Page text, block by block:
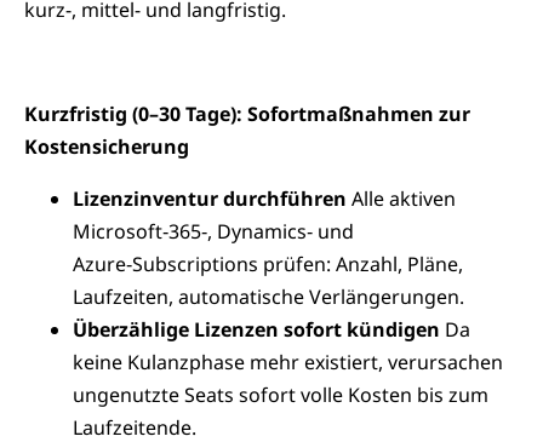
kurz-, mittel- und langfristig.
Kurzfristig (0–30 Tage): Sofortmaßnahmen zur
Kostensicherung
Lizenzinventur durchführen Alle aktiven
Microsoft‑365‑, Dynamics‑ und
Azure‑Subscriptions prüfen: Anzahl, Pläne,
Laufzeiten, automatische Verlängerungen.
Überzählige Lizenzen sofort kündigen Da
keine Kulanzphase mehr existiert, verursachen
ungenutzte Seats sofort volle Kosten bis zum
Laufzeitende.